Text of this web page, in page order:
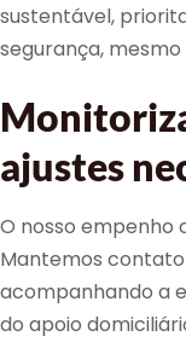
sustentável,
segurança,
ajustes
O nosso empenho
Mantemos
acompanhando a
do apoio